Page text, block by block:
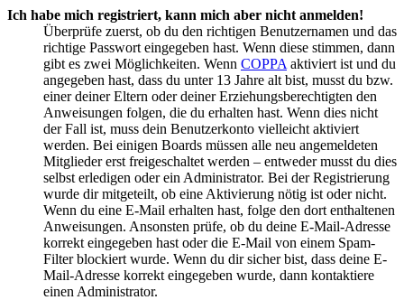
Ich habe mich registriert, kann mich aber nicht anmelden!
Überprüfe zuerst, ob du den richtigen Benutzernamen und das
richtige Passwort eingegeben hast. Wenn diese stimmen, dann
gibt es zwei Möglichkeiten. Wenn COPPA aktiviert ist und du
angegeben hast, dass du unter 13 Jahre alt bist, musst du bzw.
einer deiner Eltern oder deiner Erziehungsberechtigten den
Anweisungen folgen, die du erhalten hast. Wenn dies nicht
der Fall ist, muss dein Benutzerkonto vielleicht aktiviert
werden. Bei einigen Boards müssen alle neu angemeldeten
Mitglieder erst freigeschaltet werden – entweder musst du dies
selbst erledigen oder ein Administrator. Bei der Registrierung
wurde dir mitgeteilt, ob eine Aktivierung nötig ist oder nicht.
Wenn du eine E-Mail erhalten hast, folge den dort enthaltenen
Anweisungen. Ansonsten prüfe, ob du deine E-Mail-Adresse
korrekt eingegeben hast oder die E-Mail von einem Spam-
Filter blockiert wurde. Wenn du dir sicher bist, dass deine E-
Mail-Adresse korrekt eingegeben wurde, dann kontaktiere
einen Administrator.